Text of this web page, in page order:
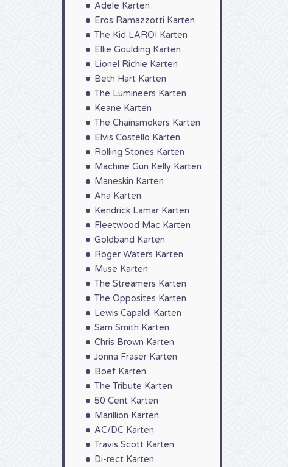
Adele Karten
Eros Ramazzotti Karten
The Kid LAROI Karten
Ellie Goulding Karten
Lionel Richie Karten
Beth Hart Karten
The Lumineers Karten
Keane Karten
The Chainsmokers Karten
Elvis Costello Karten
Rolling Stones Karten
Machine Gun Kelly Karten
Maneskin Karten
Aha Karten
Kendrick Lamar Karten
Fleetwood Mac Karten
Goldband Karten
Roger Waters Karten
Muse Karten
The Streamers Karten
The Opposites Karten
Lewis Capaldi Karten
Sam Smith Karten
Chris Brown Karten
Jonna Fraser Karten
Boef Karten
The Tribute Karten
50 Cent Karten
Marillion Karten
AC/DC Karten
Travis Scott Karten
Di-rect Karten